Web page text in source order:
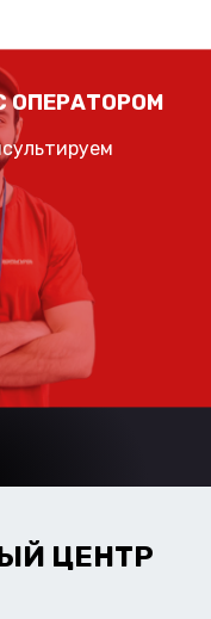
ОПЕРАТОРОМ
ЦЕНТР